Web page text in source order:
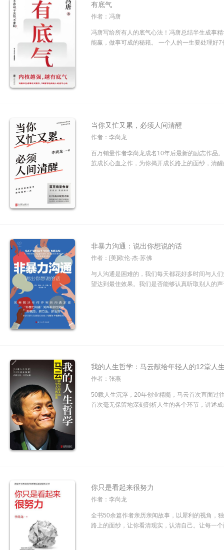
有底气
作者：冯唐
冯唐写给所有人的底气心法！冯唐总结半生成事
能赢，做事可成的秘籍。 一个人的一生要处理好
当你又忙又累，必须人间清醒
作者：李尚龙
百万销量作者李尚龙成名10年后最新的励志作品
茧成长心血之作，为你揭开成长路上的面纱，清
非暴力沟通：说出你想说的话
作者：[美]欧伦·杰·苏佛
与人沟通是困难的，我们每天都花好多时间与人
望达到最佳效果。我们是否能够认真听取别人的
我的人生哲学：马云献给年轻人的12堂人
作者：张燕
50载人生沉浮，20年创业精髓，马云首次直面过
首次毫无保留地深刻剖析人生的各个环节，讲述
你只是看起来很努力
作者：李尚龙
全书50余篇作者亲历亲闻故事，以犀利的视角，
路上的面纱，让你看清现实，认清自己。让每一